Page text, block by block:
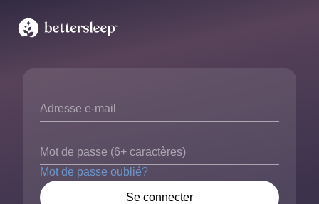
Adresse e-mail
Mot de passe (6+ caractères)
Mot de passe oublié?
Se connecter